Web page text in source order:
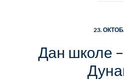
23.
Дан школе